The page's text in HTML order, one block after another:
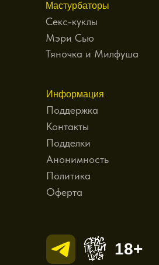
Информация
Поддержка
Контакты
Подделки
Анонимность
Политика
Оферта
Мастурбаторы
Секс-куклы
Мэри Сью
Тяночка и Милфуша
18+